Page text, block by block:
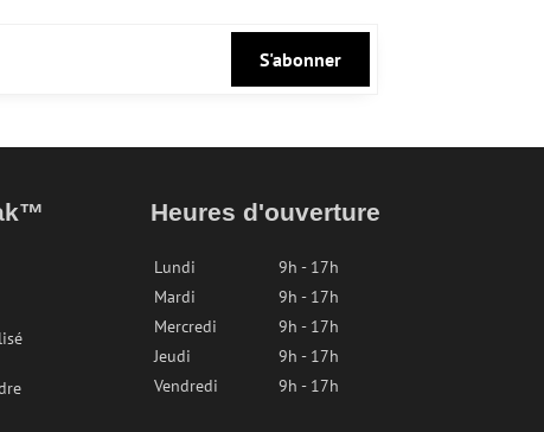
S'abonner
Heures d'ouverture
Lundi
9h - 17h
Mardi
9h - 17h
Mercredi
9h - 17h
Jeudi
9h - 17h
Vendredi
9h - 17h